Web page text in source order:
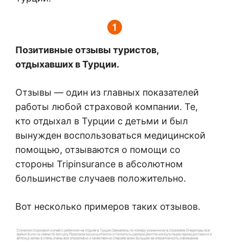
Позитивные отзывы туристов,
отдыхавших в Турции.
Отзывы — один из главных показателей
работы любой страховой компании. Те,
кто отдыхал в Турции с детьми и был
вынужден воспользоваться медицинской
помощью, отзываются о помощи со
стороны Tripinsurance в абсолютном
большинстве случаев положительно.
Вот несколько примеров таких отзывов.